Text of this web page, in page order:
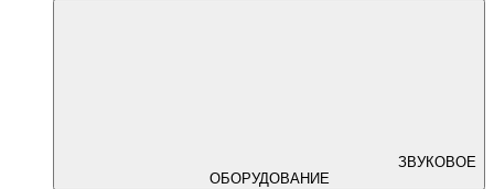
ЗВУКОВОЕ
ОБОРУДОВАНИЕ